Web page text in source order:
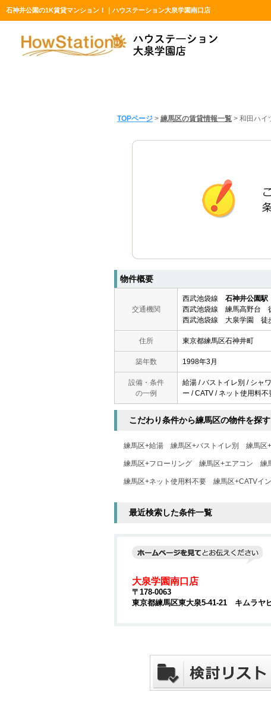
石神井公園の1K賃貸マンション！｜ハウステーション大泉学園南口店
TOPページ > 練馬区の賃貸情報一覧 > 和田ハイ
物件概要
交通機関
西武池袋線 石神井公園駅
西武池袋線 練馬高野台
西武池袋線 大泉学園 徒
住所 東京都練馬区石神井町
築年数 1998年3月
設備・条件
の一例
給湯 / バストイレ別 / シャ
ー / CATV / ネット使用料
こだわり条件から練馬区の物件を探す
練馬区+給湯 練馬区+バストイレ別 練馬区
練馬区+フローリング 練馬区+エアコン 練
練馬区+ネット使用料不要 練馬区+CATVイ
最近検索した条件一覧
大泉学園南口店
〒178-0063
東京都練馬区東大泉5-41-21 キムラヤ